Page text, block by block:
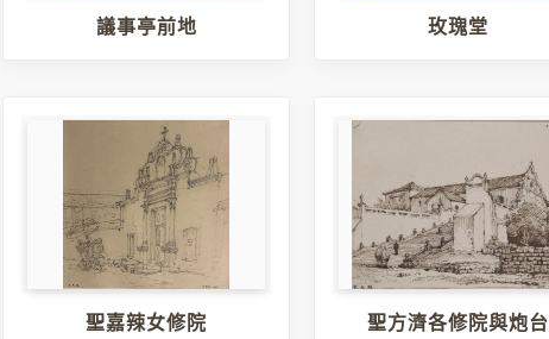
議事亭前地 玫瑰堂
聖嘉辣女修院 聖方濟各修院與炮台